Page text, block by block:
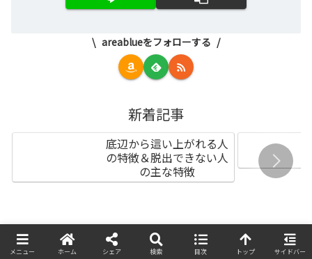
areablueをフォローする
新着記事
底辺から這い上がれる人
の特徴＆脱出できない人
の主な特徴
1位 2位
メニュー ホーム シェア 検索 目次 トップ サイドバー